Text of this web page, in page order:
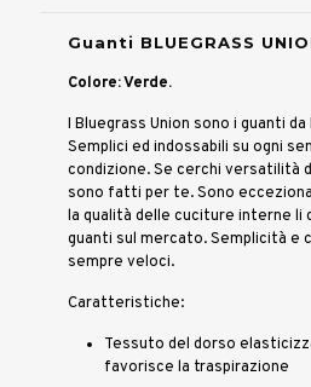
Guanti BLUEGRASS
Colore: Verde.
I Bluegrass Union sono i guanti
Semplici ed indossabili su ogni
condizione. Se cerchi versatilità
sono fatti per te. Sono
la qualità delle cuciture interne li
guanti sul mercato. Semplicità e
sempre veloci.
Caratteristiche:
Tessuto del dorso
favorisce la traspirazione